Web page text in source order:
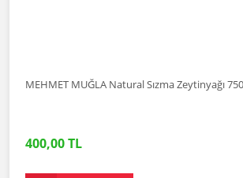
MEHMET MUĞLA Natural Sızma Zeytinyağı
400,00 TL